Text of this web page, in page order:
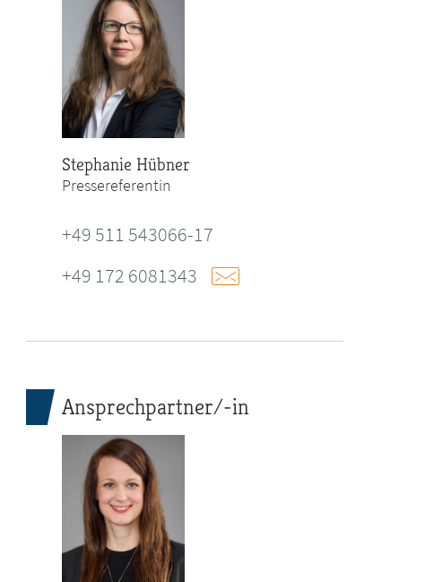
Stephanie Hübner
Pressereferentin
+49 511 543066-17
+49 172 6081343
Ansprechpartner/-in